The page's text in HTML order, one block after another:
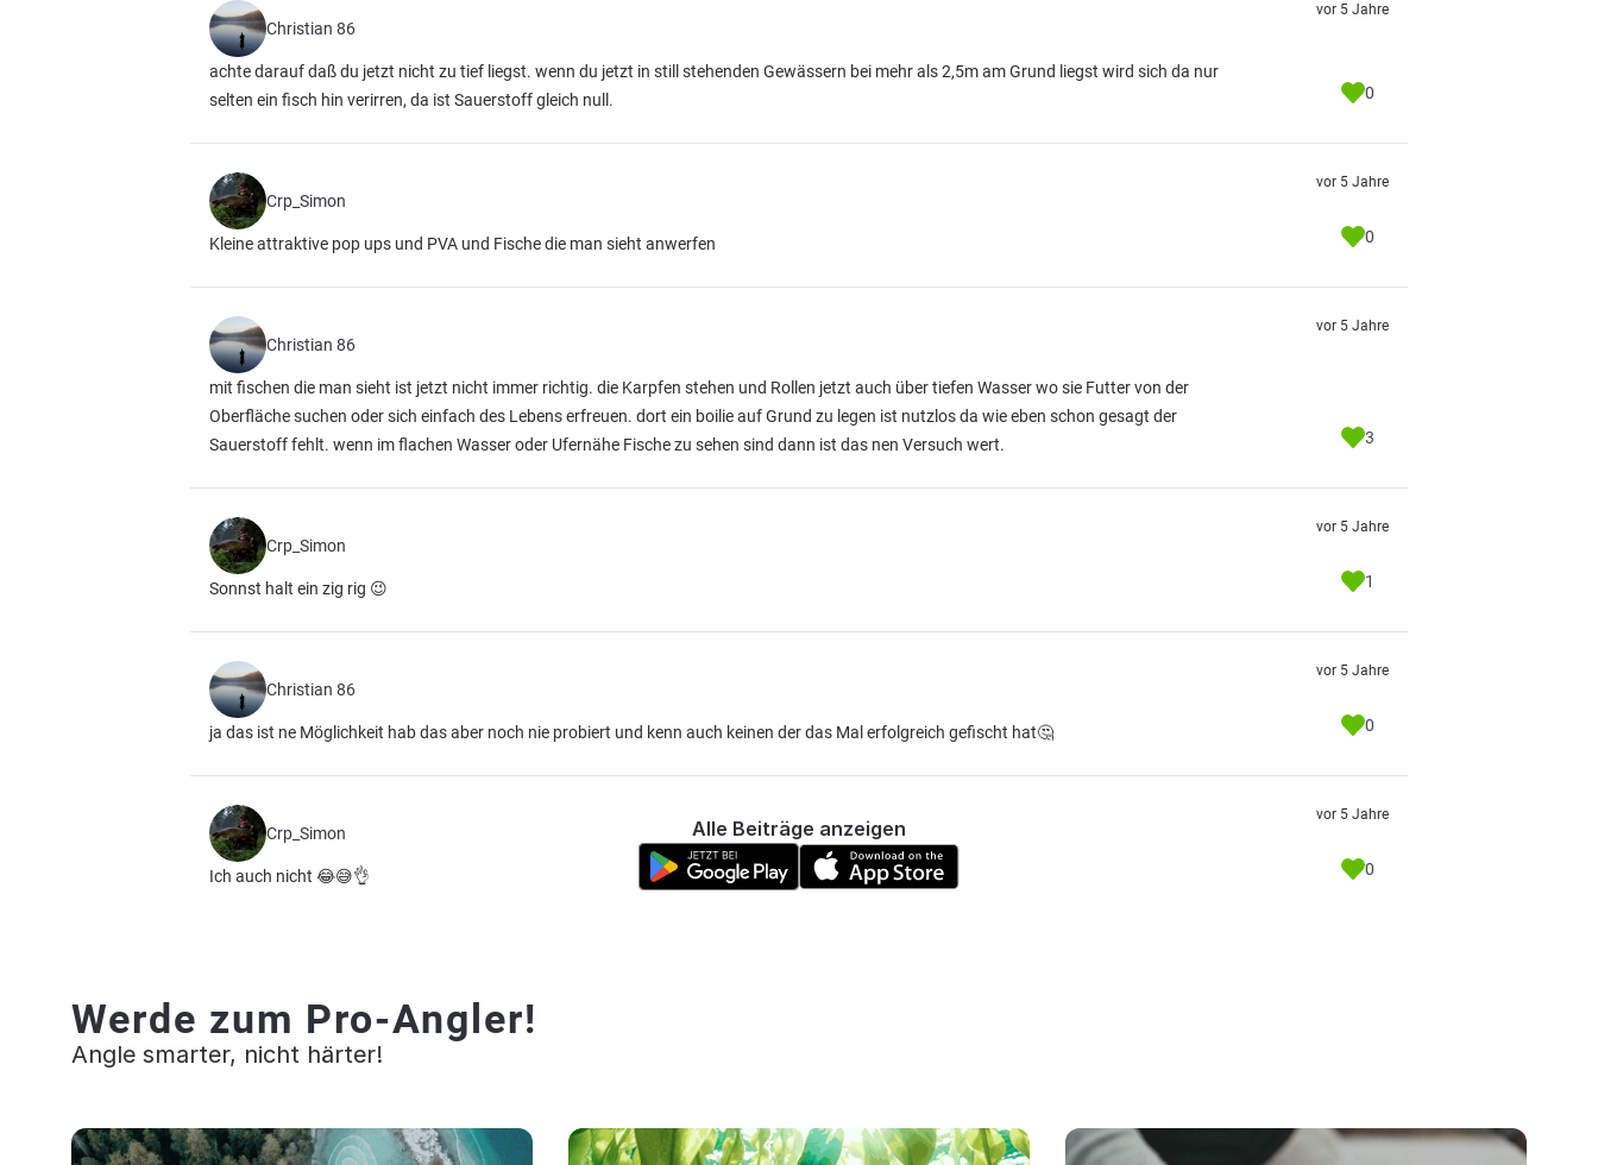
Christian 86
achte darauf daß du jetzt nicht zu tief liegst. wenn du jetzt in still stehenden Gewässern bei mehr als 2,5m am Grund liegst wird sich da nur
selten ein fisch hin verirren, da ist Sauerstoff gleich null.
vor 5 Jahre
0
Crp_Simon
Kleine attraktive pop ups und PVA und Fische die man sieht anwerfen
vor 5 Jahre
0
Christian 86
mit fischen die man sieht ist jetzt nicht immer richtig. die Karpfen stehen und Rollen jetzt auch über tiefen Wasser wo sie Futter von der
Oberfläche suchen oder sich einfach des Lebens erfreuen. dort ein boilie auf Grund zu legen ist nutzlos da wie eben schon gesagt der
Sauerstoff fehlt. wenn im flachen Wasser oder Ufernähe Fische zu sehen sind dann ist das nen Versuch wert.
vor 5 Jahre
3
Crp_Simon
Sonnst halt ein zig rig 😉
vor 5 Jahre
1
Christian 86
ja das ist ne Möglichkeit hab das aber noch nie probiert und kenn auch keinen der das Mal erfolgreich gefischt hat🤔
vor 5 Jahre
0
Crp_Simon
Ich auch nicht 😂😅👌
vor 5 Jahre
0
Alle Beiträge anzeigen
Werde zum Pro-Angler!
Angle smarter, nicht härter!